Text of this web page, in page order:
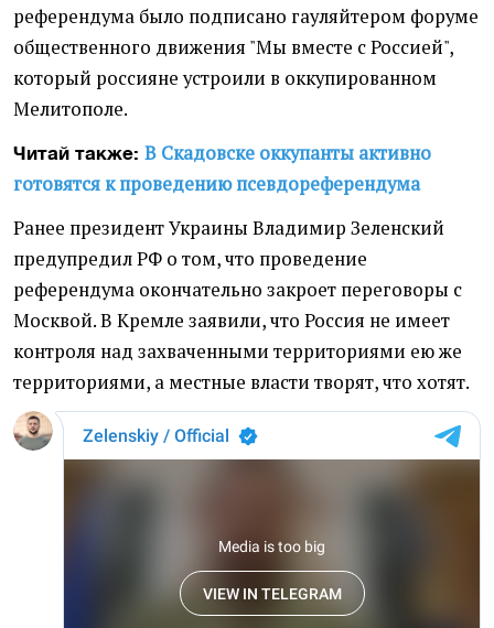
референдума было подписано гауляйтером форуме
общественного движения "Мы вместе с Россией",
который россияне устроили в оккупированном
Мелитополе.
Читай также: В Скадовске оккупанты активно
готовятся к проведению псевдореферендума
Ранее президент Украины Владимир Зеленский
предупредил РФ о том, что проведение
референдума окончательно закроет переговоры с
Москвой. В Кремле заявили, что Россия не имеет
контроля над захваченными территориями ею же
территориями, а местные власти творят, что хотят.